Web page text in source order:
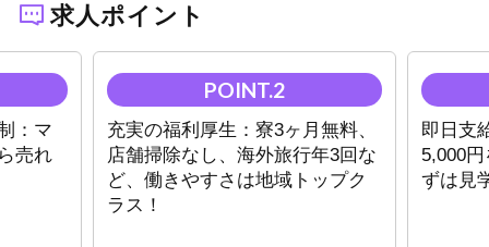
★未経験者・経験者を問わず、
★圧倒的な知名度と、戦略的な広告宣伝力
今、この記事を読んでくださっている皆様の
夢を具現
化するための土台は、私たちが責任を持って築き上げ
ます。
全従業員が楽しみながら働き、目標を達成できるよ
求人ポイント
：マ
売れ
充実の福利厚生：寮3ヶ月無料、
店舗掃除なし、海外旅行年3回な
ど、働きやすさは地域トップク
ラス！
即日支
5,000
ずは見